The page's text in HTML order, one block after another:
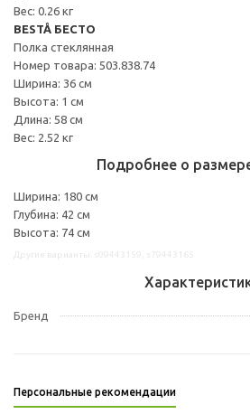
Вес: 0.26 кг
BESTÅ БЕСТО
Полка стеклянная
Номер товара: 503.838.74
Ширина: 36 см
Высота: 1 см
Длина: 58 см
Вес: 2.52 кг
Подробнее о
Ширина: 180 см
Глубина: 42 см
Высота: 74 см
Бренд
Персональные рекомендации